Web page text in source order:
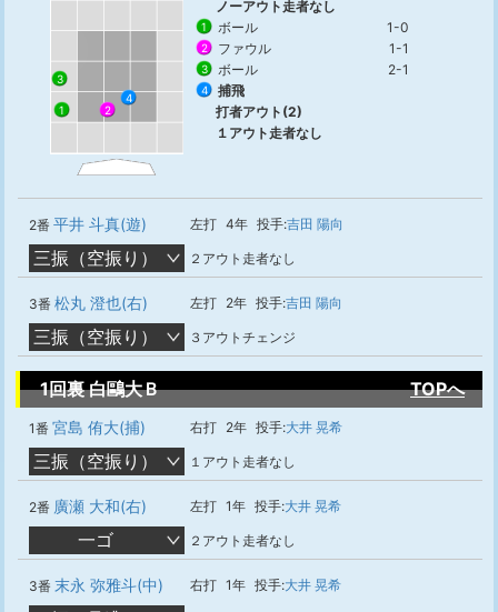
1 2
3
4
ノーアウト走者なし
1 ボール 1-0
2 ファウル 1-1
3 ボール 2-1
4
捕飛
打者アウト(2)
１アウト走者なし
2番 平井 斗真(遊) 左打 4年 投手:吉田 陽向
三振（空振り） ２アウト走者なし
3番 松丸 澄也(右) 左打 2年 投手:吉田 陽向
三振（空振り） ３アウトチェンジ
1回裏 白鷗大Ｂ TOPへ
1番 宮島 侑大(捕) 右打 2年 投手:大井 晃希
三振（空振り） １アウト走者なし
2番 廣瀬 大和(右) 左打 1年 投手:大井 晃希
一ゴ ２アウト走者なし
3番 末永 弥雅斗(中) 右打 1年 投手:大井 晃希